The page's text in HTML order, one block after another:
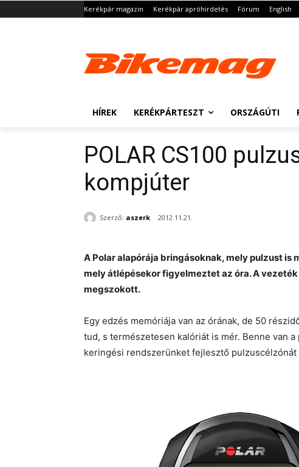
Kerékpár magazin Kerékpár apróhirdetés Fórum English
HÍREK KERÉKPÁRTESZT ORSZÁGÚTI
POLAR CS100
kompjúter
Szerző: aszerk 2012.11.21.
A Polar alapórája bringásoknak, mely pulzust is
mely átlépésekor figyelmeztet az óra. A
megszokott.
Egy edzés memóriája van az órának, de 50
tud, s természetesen kalóriát is mér. Benne van
keringési rendszerünket fejlesztő pulzuscélzónát